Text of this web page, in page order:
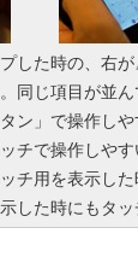
した時の、右
同じ項目が並
ン」で操作し
チで操作しや
チ用を表示し
した時にもタ